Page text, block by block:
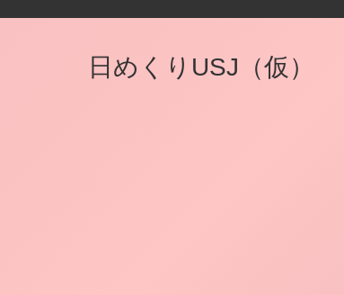
日めくりUSJ（仮）